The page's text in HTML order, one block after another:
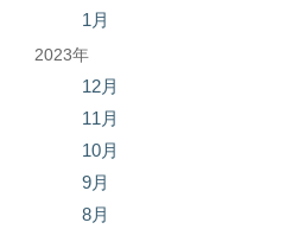
1月
2023年
12月
11月
10月
9月
8月